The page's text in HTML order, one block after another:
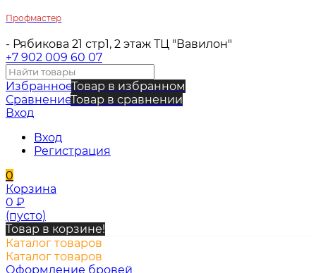
Профмастер
- Рябикова 21 стр1, 2 этаж ТЦ "Вавилон"
+7 902 009 60 07
ИзбранноеТовар в избранном
СравнениеТовар в сравнении
Вход
Вход
Регистрация
0
Корзина
0 ₽
(пусто)
Товар в корзине!
Каталог товаров
Каталог товаров
Оформление бровей